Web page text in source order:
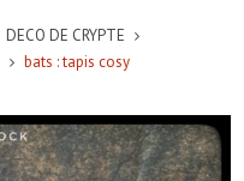
DECO DE CRYPTE
bats : tapis cosy